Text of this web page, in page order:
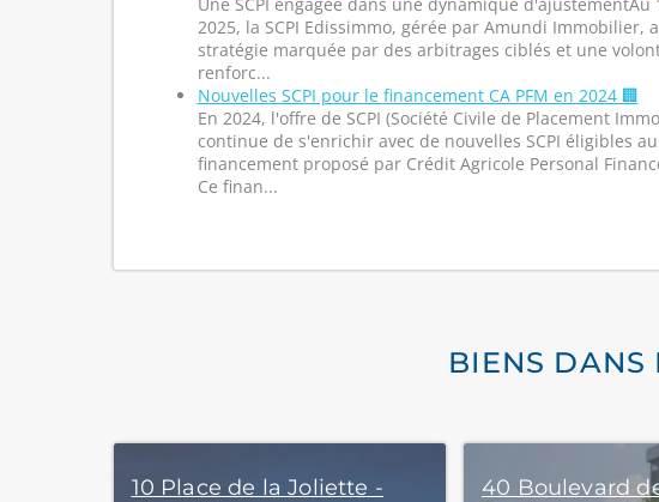
2025, la SCPI Edissimmo, gérée par Amundi Immobilier,
stratégie marquée par des arbitrages ciblés et une
renforc...
Nouvelles SCPI pour le financement CA PFM en 2024 🏢
En 2024, l'offre de SCPI (Société Civile de Placement
continue de s'enrichir avec de nouvelles SCPI éligibles au
financement proposé par Crédit Agricole Personal
Ce finan...
BIENS DANS
10 Place de la Joliette -
40 Boulevard